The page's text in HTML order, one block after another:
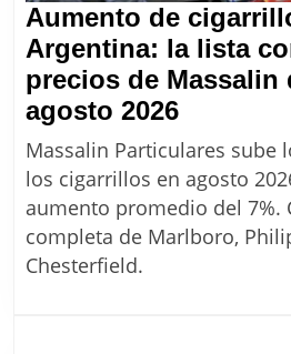
Aumento de
Argentina: la lista
precios de Massalin
agosto 2026Aumento
de
en
Massalin Particulares sube
los cigarrillos en agosto
aumento promedio del 7%.
completa de Marlboro,
Chesterfield.